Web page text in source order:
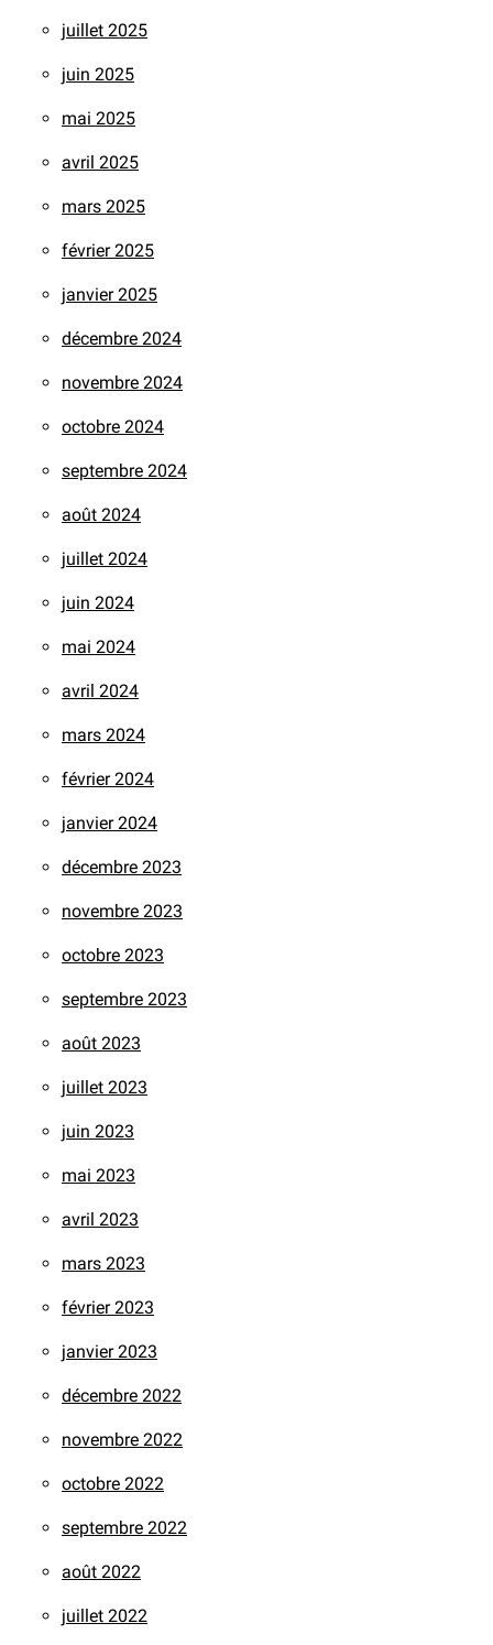
juillet 2025
juin 2025
mai 2025
avril 2025
mars 2025
février 2025
janvier 2025
décembre 2024
novembre 2024
octobre 2024
septembre 2024
août 2024
juillet 2024
juin 2024
mai 2024
avril 2024
mars 2024
février 2024
janvier 2024
décembre 2023
novembre 2023
octobre 2023
septembre 2023
août 2023
juillet 2023
juin 2023
mai 2023
avril 2023
mars 2023
février 2023
janvier 2023
décembre 2022
novembre 2022
octobre 2022
septembre 2022
août 2022
juillet 2022